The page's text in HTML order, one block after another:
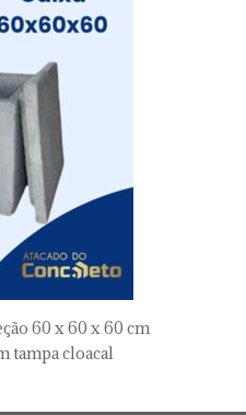
60 x 60 x 60 cm
tampa cloacal